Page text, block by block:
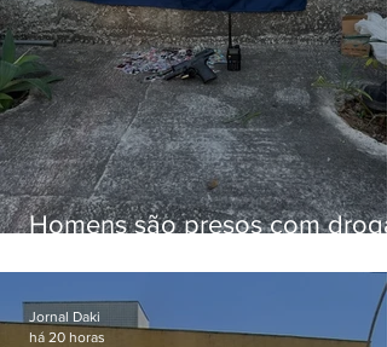
Homens são presos com
Jornal Daki
há 20 horas